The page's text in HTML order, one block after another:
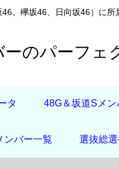
、欅坂46、日向坂46）に所
のパーフェ
タ 48G＆坂道Sメ
ンバー一覧 選抜総